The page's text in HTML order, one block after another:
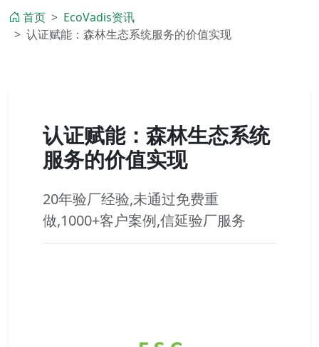
首页
EcoVadis资讯
认证赋能：森林生态系统服务的价值实现
认证赋能：森林生态系统
服务的价值实现
20年验厂经验,未通过免费重
做,1000+客户案例,信延验厂服务